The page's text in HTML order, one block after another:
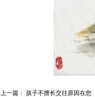
上一篇： 孩子不擅长交往原因在您